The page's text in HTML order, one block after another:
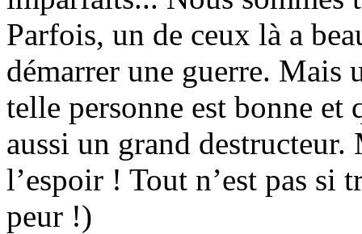
Parfois, un de ceux là a
démarrer une guerre. Mais
telle personne est bonne et
aussi un grand
l’espoir ! Tout n’est pas
peur !)